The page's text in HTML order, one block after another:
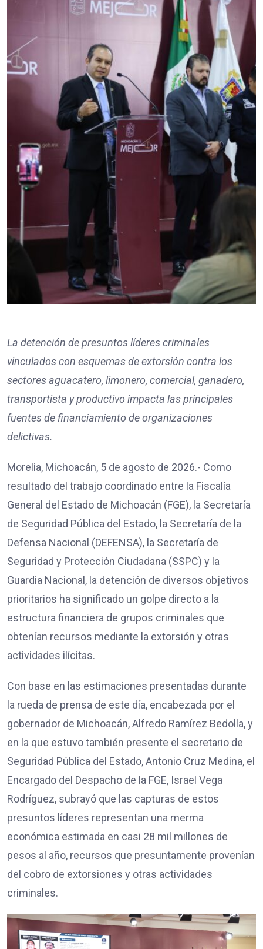
La detención de presuntos líderes criminales
vinculados con esquemas de extorsión contra los
sectores aguacatero, limonero, comercial, ganadero,
transportista y productivo impacta las principales
fuentes de financiamiento de organizaciones
delictivas.
Morelia, Michoacán, 5 de agosto de 2026.- Como
resultado del trabajo coordinado entre la Fiscalía
General del Estado de Michoacán (FGE), la Secretaría
de Seguridad Pública del Estado, la Secretaría de la
Defensa Nacional (DEFENSA), la Secretaría de
Seguridad y Protección Ciudadana (SSPC) y la
Guardia Nacional, la detención de diversos objetivos
prioritarios ha significado un golpe directo a la
estructura financiera de grupos criminales que
obtenían recursos mediante la extorsión y otras
actividades ilícitas.
Con base en las estimaciones presentadas durante
la rueda de prensa de este día, encabezada por el
gobernador de Michoacán, Alfredo Ramírez Bedolla, y
en la que estuvo también presente el secretario de
Seguridad Pública del Estado, Antonio Cruz Medina, el
Encargado del Despacho de la FGE, Israel Vega
Rodríguez, subrayó que las capturas de estos
presuntos líderes representan una merma
económica estimada en casi 28 mil millones de
pesos al año, recursos que presuntamente provenían
del cobro de extorsiones y otras actividades
criminales.